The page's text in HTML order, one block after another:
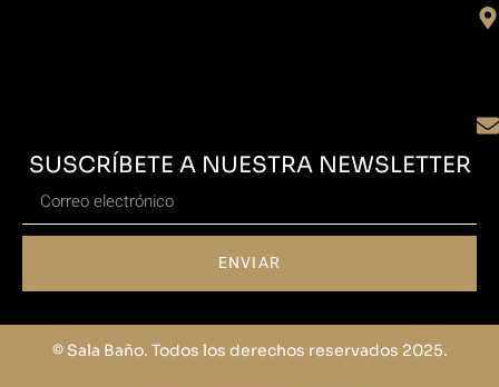
SUSCRÍBETE A NUESTRA NEWSLETTER
ENVIAR
© Sala Baño. Todos los derechos reservados 2025.